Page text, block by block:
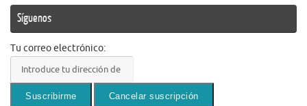
Síguenos
Tu correo electrónico: